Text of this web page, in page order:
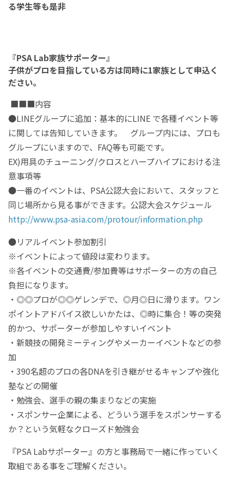
る学生等も是非
『PSA Lab家族サポーター』
子供がプロを目指している方は同時に1家族として申込く
ださい。
■■■内容
●LINEグループに追加：基本的にLINE で各種イベント等
に関しては告知していきます。 グループ内には、プロも
グループにいますので、FAQ等も可能です。
EX)用具のチューニング/クロスとハープハイプにおける注
意事項等
●一番のイベントは、PSA公認大会において、スタッフと
同じ場所から見る事ができます。公認大会スケジュール
http://www.psa-asia.com/protour/information.php
●リアルイベント参加割引
※イベントによって値段は変わります。
※各イベントの交通費/参加費等はサポーターの方の自己
負担になります。
・◎◎プロが◎◎ゲレンデで、◎月◎日に滑ります。ワン
ポイントアドバイス欲しいかたは、◎時に集合！等の突発
的かつ、サポーターが参加しやすいイベント
・新競技の開発ミーティングやメーカーイベントなどの参
加
・390名超のプロの各DNAを引き継がせるキャンプや強化
塾などの開催
・勉強会、選手の親の集まりなどの実施
・スポンサー企業による、どういう選手をスポンサーする
か？という気軽なクローズド勉強会
『PSA Labサポーター』の方と事務局で一緒に作っていく
取組である事をご理解ください。